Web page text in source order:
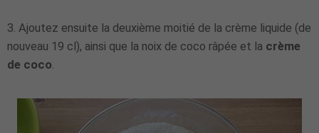
3. Ajoutez ensuite la deuxième moitié de la crème liquide (de
nouveau 19 cl), ainsi que la noix de coco râpée et la crème
de coco.